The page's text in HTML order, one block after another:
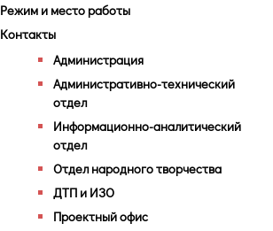
Режим и место работы
Контакты
Администрация
Административно-технический
отдел
Информационно-аналитический
отдел
Отдел народного творчества
ДТП и ИЗО
Проектный офис